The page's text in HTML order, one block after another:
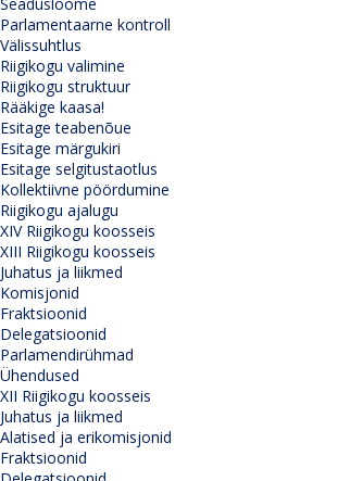
Parlamentaarne kontroll
Välissuhtlus
Riigikogu valimine
Riigikogu struktuur
Rääkige kaasa!
Esitage teabenõue
Esitage märgukiri
Esitage selgitustaotlus
Kollektiivne pöördumine
Riigikogu ajalugu
XIV Riigikogu koosseis
XIII Riigikogu koosseis
Juhatus ja liikmed
Komisjonid
Fraktsioonid
Delegatsioonid
Parlamendirühmad
Ühendused
XII Riigikogu koosseis
Juhatus ja liikmed
Alatised ja erikomisjonid
Fraktsioonid